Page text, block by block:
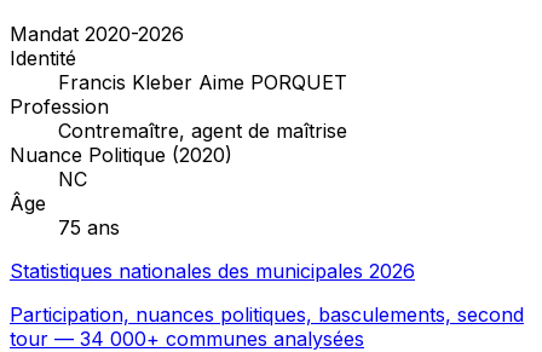
Mandat 2020-2026
Identité
Francis Kleber Aime PORQUET
Profession
Contremaître, agent de maîtrise
Nuance Politique (2020)
NC
Âge
75 ans
Statistiques nationales des municipales 2026
Participation, nuances politiques, basculements, second
tour — 34 000+ communes analysées